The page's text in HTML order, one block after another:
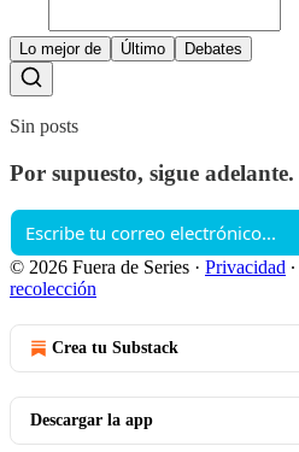
Lo mejor de Último Debates
Sin posts
Por supuesto, sigue adelante.
© 2026 Fuera de Series · Privacidad ∙
recolección
Crea tu Substack
Descargar la app